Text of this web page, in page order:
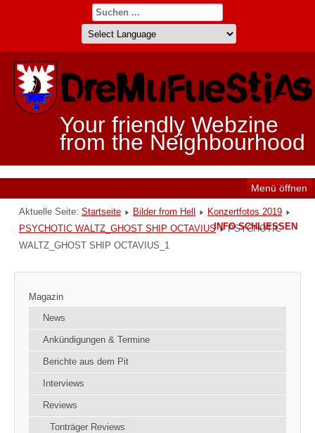
Your friendly Webzine
from the Neighbourhood
Menü öffnen
Aktuelle Seite: Startseite Bilder from Hell
Konzertfotos 2019
PSYCHOTIC WALTZ_GHOST SHIP OCTAVIUS
PSYCHOTIC
WALTZ_GHOST SHIP OCTAVIUS_1
Magazin
News
Ankündigungen & Termine
Berichte aus dem Pit
Interviews
Reviews
Tonträger Reviews
INFO SCHLIESSEN